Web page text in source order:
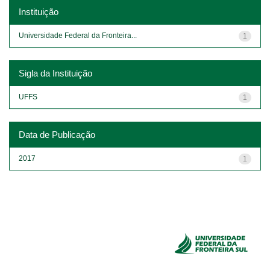
Instituição
1
Universidade Federal da Fronteira...
Sigla da Instituição
1
UFFS
Data de Publicação
1
2017